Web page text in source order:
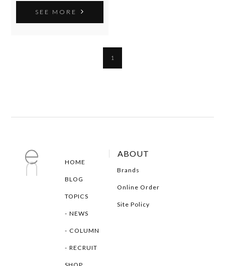
SEE MORE
1
HOME
BLOG
TOPICS
NEWS
COLUMN
RECRUIT
ABOUT
Brands
Online Order
Site Policy